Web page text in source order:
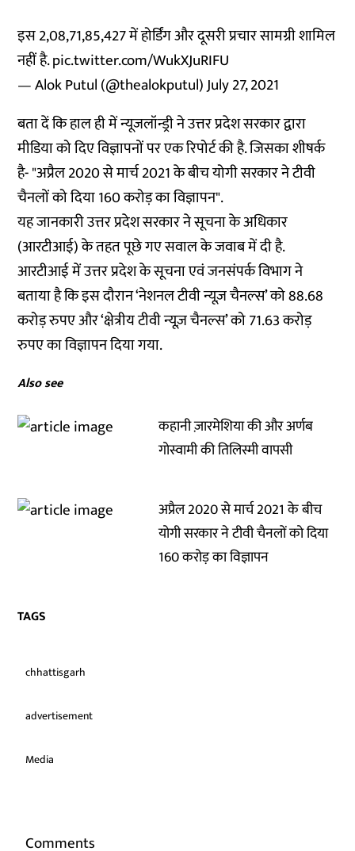
इस 2,08,71,85,427 में होर्डिंग और दूसरी प्रचार सामग्री शामिल
नहीं है.pic.twitter.com/WukXJuRIFU
— Alok Putul (@thealokputul)July 27, 2021
बता दें कि हाल ही में न्यूजलॉन्ड्री ने उत्तर प्रदेश सरकार द्वारा
मीडिया को दिए विज्ञापनों पर एक रिपोर्ट की है. जिसका शीषर्क
है- "अप्रैल 2020 से मार्च 2021 के बीच योगी सरकार ने टीवी
चैनलों को दिया 160 करोड़ का विज्ञापन".
यह जानकारी उत्तर प्रदेश सरकार ने सूचना के अधिकार
(आरटीआई) के तहत पूछे गए सवाल के जवाब में दी है.
आरटीआई में उत्तर प्रदेश के सूचना एवं जनसंपर्क विभाग ने
बताया है कि इस दौरान ‘नेशनल टीवी न्यूज़ चैनल्स’ को 88.68
करोड़ रुपए और ‘क्षेत्रीय टीवी न्यूज़ चैनल्स’ को 71.63 करोड़
रुपए का विज्ञापन दिया गया.
Also see
कहानी ज़ारमेशिया की और अर्णब
गोस्वामी की तिलिस्मी वापसी
अप्रैल 2020 से मार्च 2021 के बीच
योगी सरकार ने टीवी चैनलों को दिया
160 करोड़ का विज्ञापन
TAGS
chhattisgarh
advertisement
Media
Comments